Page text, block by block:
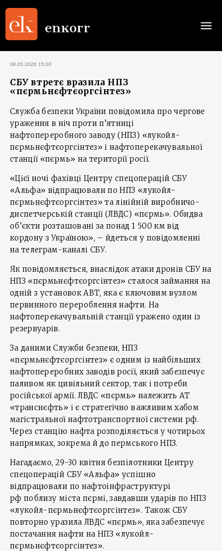
08.05.2026 15:00
СБУ втретє вразила НПЗ
«пєрмьнєфтєоргсінтез»
Служба безпеки України повідомила про чергове
ураження в ніч проти п’ятниці
нафтопереробного заводу (НПЗ) «лукойл-
пєрмьнєфтєоргсінтез» і нафтоперекачувальної
станції «пєрмь» на території росії.
«Цієї ночі фахівці Центру спецоперацій СБУ
«Альфа» відпрацювали по НПЗ «лукойл-
пєрмьнєфтєоргсінтез» та лінійній виробничо-
диспетчерській станції (ЛВДС) «пєрмь». Обидва
об’єкти розташовані за понад 1 500 км від
кордону з Україною», – йдеться у повідомленні
на телеграм-каналі СБУ.
Як повідомляється, внаслідок атаки дронів СБУ на
НПЗ «пєрмьнєфтєоргсінтез» сталося займання на
одній з установок АВТ, яка є ключовим вузлом
первинного перероблення нафти. На
нафтоперекачувальній станції уражено один із
резервуарів.
За даними Служби безпеки, НПЗ
«пєрмьнєфтєоргсінтез» є одним із найбільших
нафтопереробних заводів росії, який забезпечує
паливом як цивільний сектор, так і потреби
російської армії. ЛВДС «пєрмь» належить АТ
«транснєфть» і є стратегічно важливим хабом
магістральної нафтотранспортної системи рф.
Через станцію нафта розподіляється у чотирьох
напрямках, зокрема й до пермського НПЗ.
Нагадаємо, 29-30 квітня безпілотники Центру
спецоперацій СБУ «Альфа» успішно
відпрацювали по нафтоінфраструктурі
рф поблизу міста пєрмі, завдавши ударів по НПЗ
«лукойл-пєрмьнєфтєоргсінтез». Також СБУ
повторно уразила ЛВДС «пєрмь», яка забезпечує
постачання нафти на НПЗ «лукойл-
пєрмьнєфтєоргсінтез».